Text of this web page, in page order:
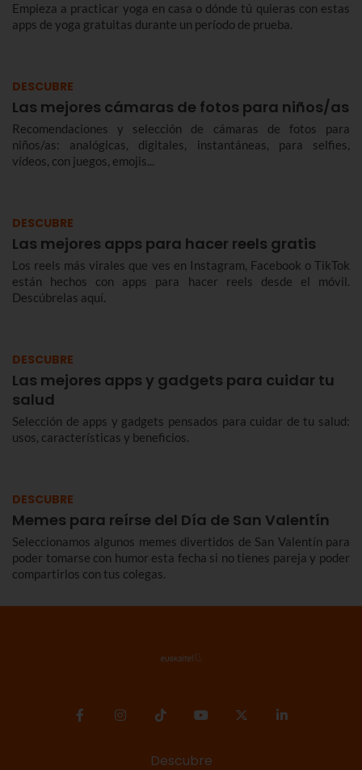
Empieza a practicar yoga en casa o dónde tú quieras con estas
apps de yoga gratuitas durante un período de prueba.
DESCUBRE
Las mejores cámaras de fotos para niños/as
Recomendaciones y selección de cámaras de fotos para
niños/as: analógicas, digitales, instantáneas, para selfies,
vídeos, con juegos, emojis...
DESCUBRE
Las mejores apps para hacer reels gratis
Los reels más virales que ves en Instagram, Facebook o TikTok
están hechos con apps para hacer reels desde el móvil.
Descúbrelas aquí.
DESCUBRE
Las mejores apps y gadgets para cuidar tu
salud
Selección de apps y gadgets pensados para cuidar de tu salud:
usos, características y beneficios.
DESCUBRE
Memes para reírse del Día de San Valentín
Seleccionamos algunos memes divertidos de San Valentín para
poder tomarse con humor esta fecha si no tienes pareja y poder
compartirlos con tus colegas.
Descubre